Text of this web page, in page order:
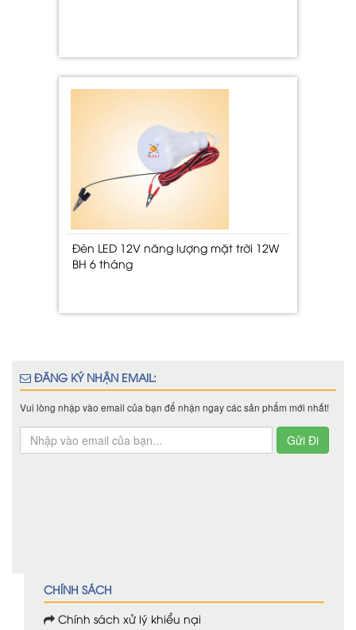
Đèn LED 12V năng lượng mặt trời 12W
BH 6 tháng
ĐĂNG KÝ NHẬN EMAIL:
Vui lòng nhập vào email của bạn để nhận ngay các sản phẩm mới nhất!
CHÍNH SÁCH
Chính sách xử lý khiểu nại